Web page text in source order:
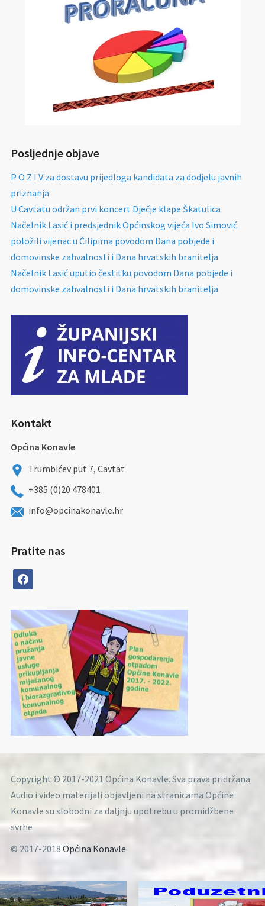
Posljednje objave
P O Z I V za dostavu prijedloga kandidata za dodjelu javnih
priznanja
U Cavtatu održan prvi koncert Dječje klape Škatulica
Načelnik Lasić i predsjednik Općinskog vijeća Ivo Simović
položili vijenac u Čilipima povodom Dana pobjede i
domovinske zahvalnosti i Dana hrvatskih branitelja
Načelnik Lasić uputio čestitku povodom Dana pobjede i
domovinske zahvalnosti i Dana hrvatskih branitelja
Kontakt
Općina Konavle
Trumbićev put 7, Cavtat
+385 (0)20 478401
info@opcinakonavle.hr
Pratite nas
facebook
Copyright © 2017-2021 Općina Konavle. Sva prava pridržana
Audio i video materijali objavljeni na stranicama Općine
Konavle su slobodni za daljnju upotrebu u promidžbene
svrhe
© 2017-2018 Općina Konavle